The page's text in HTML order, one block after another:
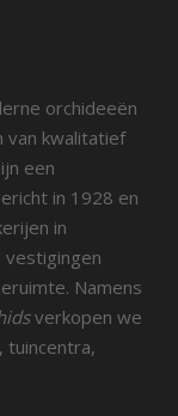
orchideeën
van kwalitatief
een
in 1928 en
in
vestigingen
Namens
verkopen we
tuincentra,